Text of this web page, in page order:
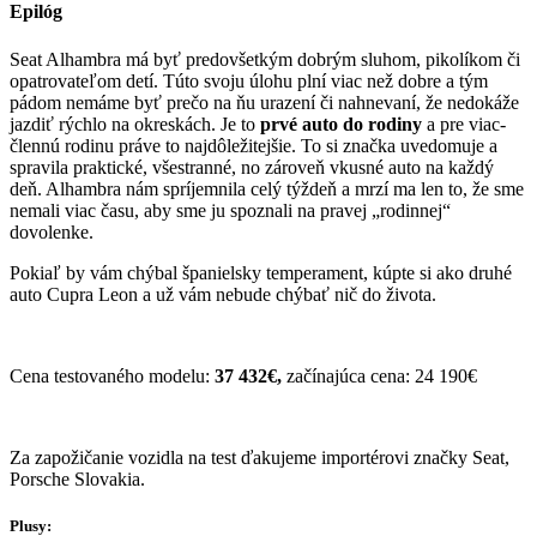
Epilóg
Seat Alhambra má byť predovšetkým dobrým sluhom, pikolíkom či
opatrovateľom detí. Túto svoju úlohu plní viac než dobre a tým
pádom nemáme byť prečo na ňu urazení či nahnevaní, že nedokáže
jazdiť rýchlo na okreskách. Je to prvé auto do rodiny a pre viac-
člennú rodinu práve to najdôležitejšie. To si značka uvedomuje a
spravila praktické, všestranné, no zároveň vkusné auto na každý
deň. Alhambra nám spríjemnila celý týždeň a mrzí ma len to, že sme
nemali viac času, aby sme ju spoznali na pravej „rodinnej“
dovolenke.
Pokiaľ by vám chýbal španielsky temperament, kúpte si ako druhé
auto Cupra Leon a už vám nebude chýbať nič do života.
Cena testovaného modelu: 37 432€, začínajúca cena: 24 190€
Za zapožičanie vozidla na test ďakujeme importérovi značky Seat,
Porsche Slovakia.
Plusy: